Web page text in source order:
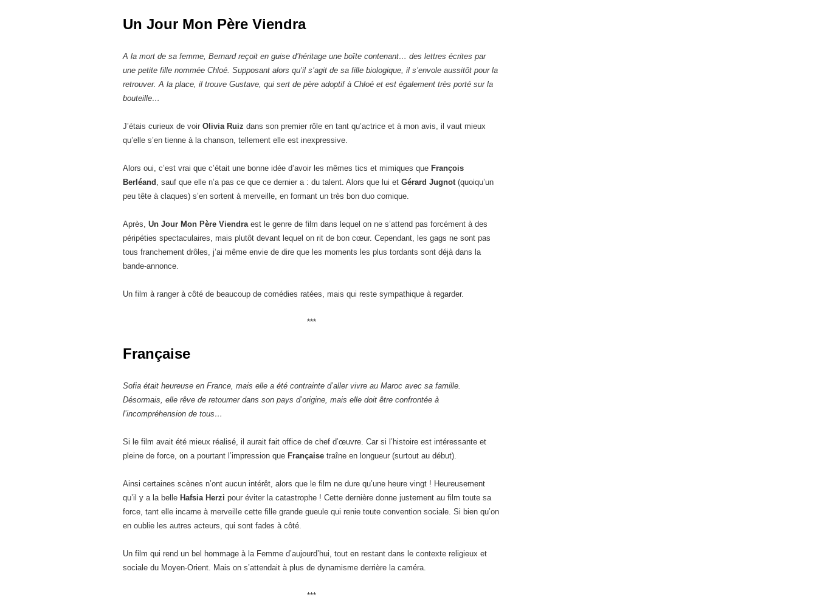
Un Jour Mon Père Viendra
A la mort de sa femme, Bernard reçoit en guise d’héritage une boîte contenant… des lettres écrites par
une petite fille nommée Chloé. Supposant alors qu’il s’agit de sa fille biologique, il s’envole aussitôt pour la
retrouver. A la place, il trouve Gustave, qui sert de père adoptif à Chloé et est également très porté sur la
bouteille…
J’étais curieux de voir Olivia Ruiz dans son premier rôle en tant qu’actrice et à mon avis, il vaut mieux
qu’elle s’en tienne à la chanson, tellement elle est inexpressive.
Alors oui, c’est vrai que c’était une bonne idée d’avoir les mêmes tics et mimiques que François
Berléand
, sauf que elle n’a pas ce que ce dernier a : du talent. Alors que lui et Gérard Jugnot (quoiqu’un
peu tête à claques) s’en sortent à merveille, en formant un très bon duo comique.
Après, Un Jour Mon Père Viendra est le genre de film dans lequel on ne s’attend pas forcément à des
péripéties spectaculaires, mais plutôt devant lequel on rit de bon cœur. Cependant, les gags ne sont pas
tous franchement drôles, j’ai même envie de dire que les moments les plus tordants sont déjà dans la
bande-annonce.
Un film à ranger à côté de beaucoup de comédies ratées, mais qui reste sympathique à regarder.
***
Française
Sofia était heureuse en France, mais elle a été contrainte d’aller vivre au Maroc avec sa famille.
Désormais, elle rêve de retourner dans son pays d’origine, mais elle doit être confrontée à
l’incompréhension de tous…
Si le film avait été mieux réalisé, il aurait fait office de chef d’œuvre. Car si l’histoire est intéressante et
pleine de force, on a pourtant l’impression que Française traîne en longueur (surtout au début).
Ainsi certaines scènes n’ont aucun intérêt, alors que le film ne dure qu’une heure vingt ! Heureusement
qu’il y a la belle Hafsia Herzi pour éviter la catastrophe ! Cette dernière donne justement au film toute sa
force, tant elle incarne à merveille cette fille grande gueule qui renie toute convention sociale. Si bien qu’on
en oublie les autres acteurs, qui sont fades à côté.
Un film qui rend un bel hommage à la Femme d’aujourd’hui, tout en restant dans le contexte religieux et
sociale du Moyen-Orient. Mais on s’attendait à plus de dynamisme derrière la caméra.
***